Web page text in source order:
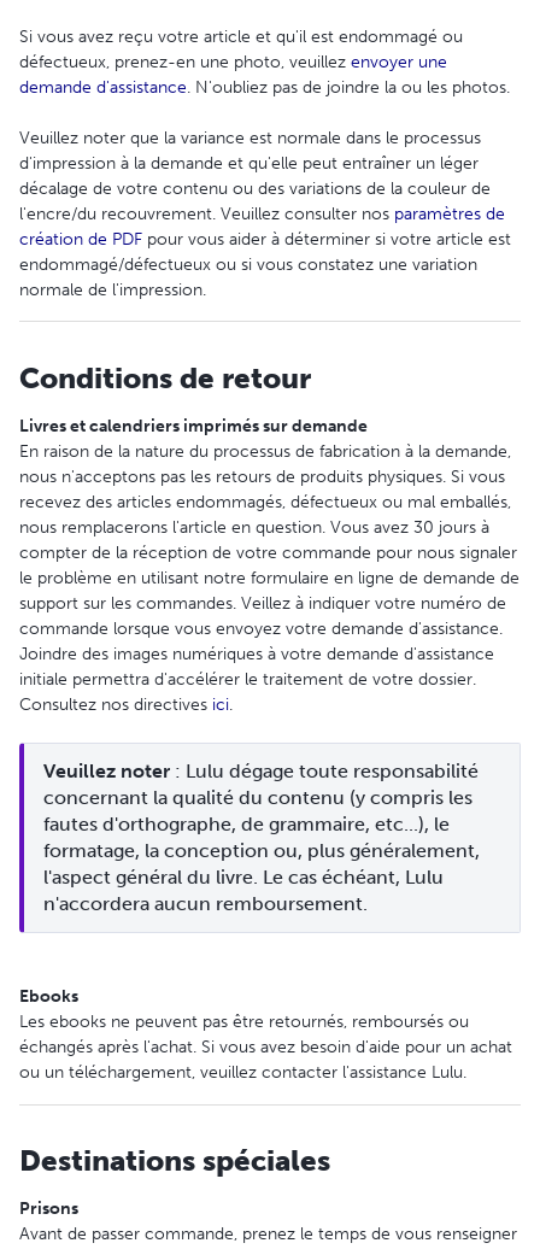
Si vous avez reçu votre article et qu'il est endommagé ou
défectueux, prenez-en une photo, veuillez envoyer une
demande d'assistance. N'oubliez pas de joindre la ou les photos.
Veuillez noter que la variance est normale dans le processus
d'impression à la demande et qu'elle peut entraîner un léger
décalage de votre contenu ou des variations de la couleur de
l'encre/du recouvrement. Veuillez consulter nos paramètres de
création de PDF pour vous aider à déterminer si votre article est
endommagé/défectueux ou si vous constatez une variation
normale de l'impression.
Conditions de retour
Livres et calendriers imprimés sur demande
En raison de la nature du processus de fabrication à la demande,
nous n'acceptons pas les retours de produits physiques. Si vous
recevez des articles endommagés, défectueux ou mal emballés,
nous remplacerons l'article en question. Vous avez 30 jours à
compter de la réception de votre commande pour nous signaler
le problème en utilisant notre formulaire en ligne de demande de
support sur les commandes. Veillez à indiquer votre numéro de
commande lorsque vous envoyez votre demande d'assistance.
Joindre des images numériques à votre demande d'assistance
initiale permettra d'accélérer le traitement de votre dossier.
Consultez nos directives ici.
Veuillez noter : Lulu dégage toute responsabilité
concernant la qualité du contenu (y compris les
fautes d'orthographe, de grammaire, etc...), le
formatage, la conception ou, plus généralement,
l'aspect général du livre. Le cas échéant, Lulu
n'accordera aucun remboursement.
Ebooks
Les ebooks ne peuvent pas être retournés, remboursés ou
échangés après l'achat. Si vous avez besoin d'aide pour un achat
ou un téléchargement, veuillez contacter l'assistance Lulu.
Destinations spéciales
Prisons
Avant de passer commande, prenez le temps de vous renseigner